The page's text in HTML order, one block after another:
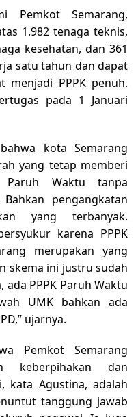
Pemkot Semarang,
1.982 tenaga teknis,
kesehatan, dan 361
satu tahun dan dapat
menjadi PPPK penuh.
pada 1 Januari
kota Semarang
yang tetap memberi
Waktu tanpa
pengangkatan
yang terbanyak.
karena PPPK
merupakan yang
skema ini justru sudah
PPPK Paruh Waktu
UMK bahkan ada
ujarnya.
Pemkot Semarang
keberpihakan dan
kata Agustina, adalah
tanggung jawab